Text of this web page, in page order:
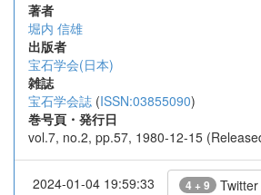
著者
堀内 信雄
出版者
宝石学会(日本)
雑誌
宝石学会誌 (ISSN:03855090)
巻号頁・発行日
vol.7, no.2, pp.57, 1980-12-15
2024-01-04 19:59:33 4 + 9 Twitter